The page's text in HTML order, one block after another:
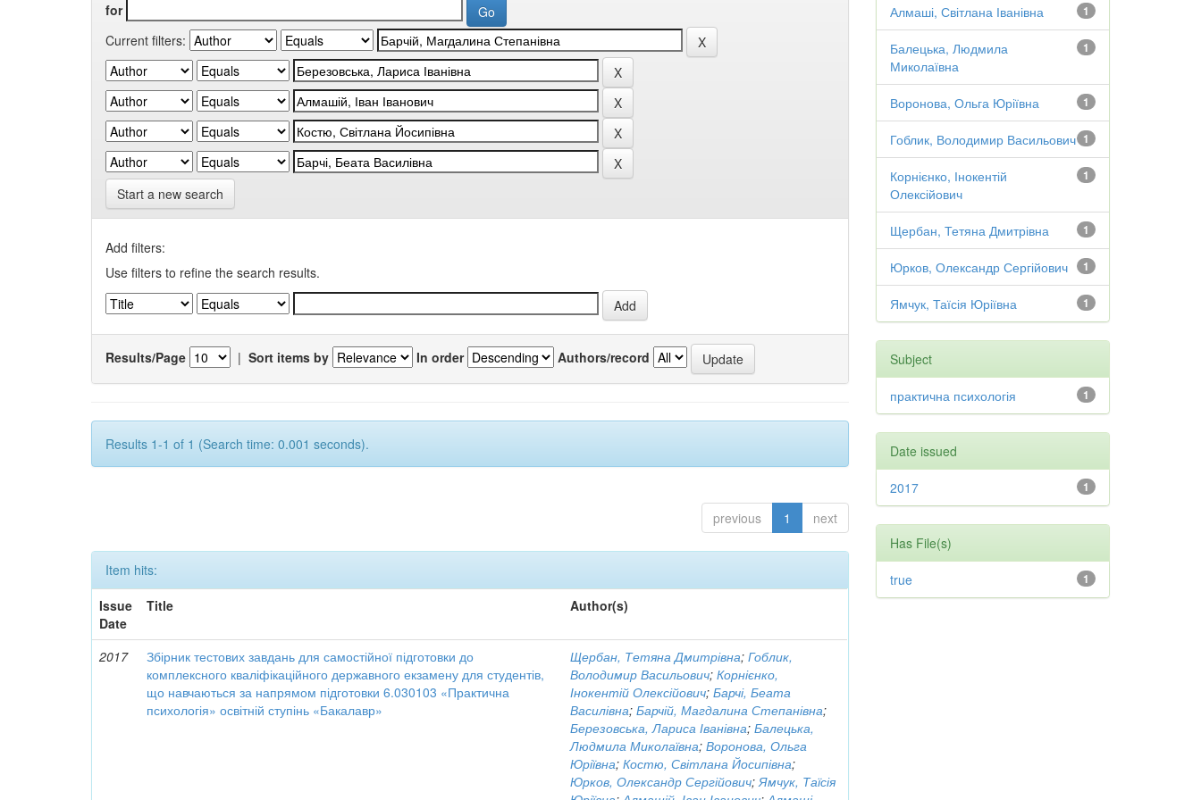
for
Current filters:
Start a new search
Add filters:
Use filters to refine the search results.
Results/Page | Sort items by In order Authors/record
Results 1-1 of 1 (Search time: 0.001 seconds).
previous 1 next
Item hits:
Issue
Date
Title Author(s)
2017
Збірник тестових завдань для самостійної підготовки до
комплексного кваліфікаційного державного екзамену для студентів,
що навчаються за напрямом підготовки 6.030103 «Практична
психологія» освітній ступінь «Бакалавр»
Щербан, Тетяна Дмитрівна;Гоблик,
Володимир Васильович;Корнієнко,
Інокентій Олексійович;Барчі, Беата
Василівна;Барчій, Магдалина Степанівна;
Березовська, Лариса Іванівна;Балецька,
Людмила Миколаївна;Воронова, Ольга
Юріївна;Костю, Світлана Йосипівна;
Юрков, Олександр Сергійович;Ямчук, Таїсія
1
Алмаші, Світлана Іванівна
1
Балецька, Людмила
Миколаївна
1
Воронова, Ольга Юріївна
1
Гоблик, Володимир Васильович
1
Корнієнко, Інокентій
Олексійович
1
Щербан, Тетяна Дмитрівна
1
Юрков, Олександр Сергійович
1
Ямчук, Таїсія Юріївна
Subject
1
практична психологія
Date issued
1
2017
Has File(s)
1
true